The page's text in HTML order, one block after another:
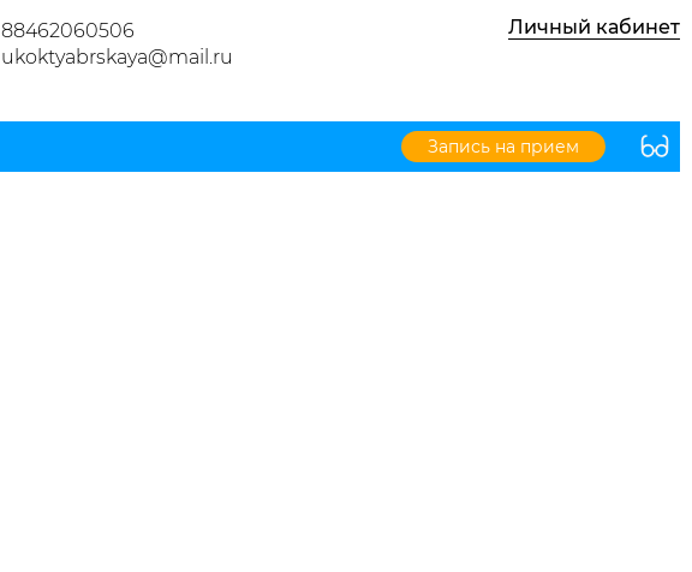
88462060506
ukoktyabrskaya@mail.ru
Личный кабинет
Запись на прием